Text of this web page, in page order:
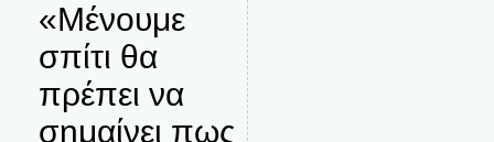
«Μένουμε
σπίτι θα
πρέπει να
σημαίνει πως